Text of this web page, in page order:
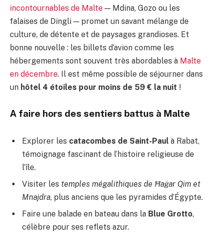
incontournables de Malte — Mdina, Gozo ou les
falaises de Dingli — promet un savant mélange de
culture, de détente et de paysages grandioses. Et
bonne nouvelle : les billets d’avion comme les
hébergements sont souvent très abordables à Malte
en décembre. Il est même possible de séjourner dans
un hôtel 4 étoiles pour moins de 59 € la nuit !
A faire hors des sentiers battus à Malte
Explorer les catacombes de Saint-Paul à Rabat,
témoignage fascinant de l’histoire religieuse de
l’île.
Visiter les temples mégalithiques de Ħaġar Qim et
Mnajdra, plus anciens que les pyramides d’Égypte.
Faire une balade en bateau dans la Blue Grotto,
célèbre pour ses reflets azur.